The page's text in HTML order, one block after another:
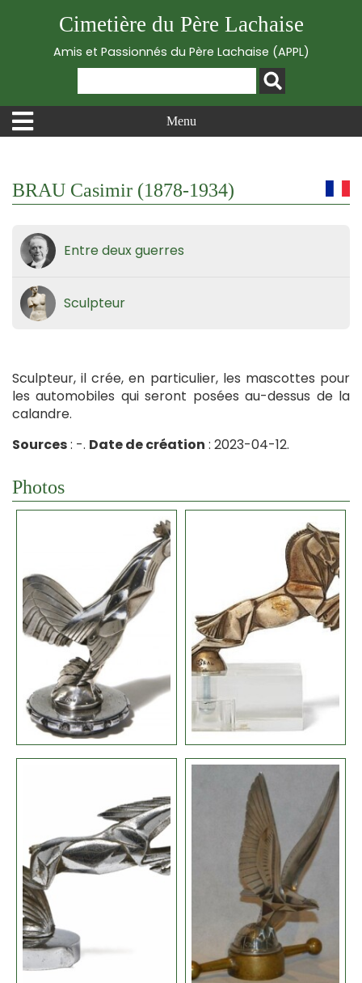
Cimetière du Père Lachaise
Amis et Passionnés du Père Lachaise (APPL)
Menu
BRAU Casimir (1878-1934)
Entre deux guerres
Sculpteur
Sculpteur, il crée, en particulier, les mascottes pour
les automobiles qui seront posées au-dessus de la
calandre.
Sources: -. Date de création : 2023-04-12.
Photos